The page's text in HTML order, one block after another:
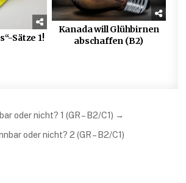
Sätze 1!
Kanada will Glühbirnen
abschaffen (B2)
oder nicht? 1 (GR – B2/C1) →
oder nicht? 2 (GR – B2/C1)